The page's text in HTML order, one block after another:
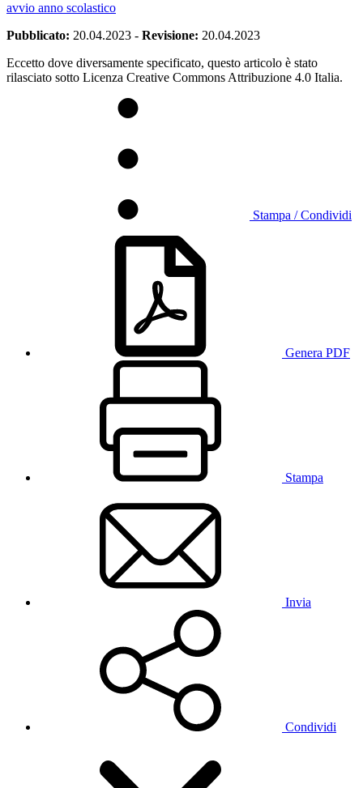
avvio anno scolastico
Pubblicato: 20.04.2023 - Revisione: 20.04.2023
Eccetto dove diversamente specificato, questo articolo è stato
rilasciato sotto Licenza Creative Commons Attribuzione 4.0 Italia.
Stampa / Condividi
Genera PDF
Stampa
Invia
Condividi